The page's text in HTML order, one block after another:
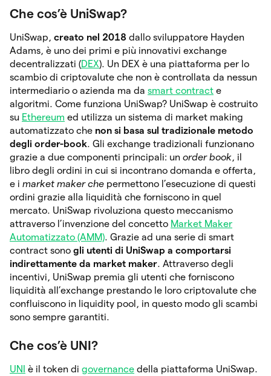
Che cos’è UniSwap?
UniSwap, creato nel 2018 dallo sviluppatore Hayden
Adams, è uno dei primi e più innovativi exchange
decentralizzati (DEX). Un DEX è una piattaforma per lo
scambio di criptovalute che non è controllata da nessun
intermediario o azienda ma da smart contract e
algoritmi. Come funziona UniSwap? UniSwap è costruito
su Ethereum ed utilizza un sistema di market making
automatizzato che non si basa sul tradizionale metodo
degli order-book. Gli exchange tradizionali funzionano
grazie a due componenti principali: un order book, il
libro degli ordini in cui si incontrano domanda e offerta,
e i market maker che permettono l’esecuzione di questi
ordini grazie alla liquidità che forniscono in quel
mercato. UniSwap rivoluziona questo meccanismo
attraverso l’invenzione del concetto Market Maker
Automatizzato (AMM). Grazie ad una serie di smart
contract sono gli utenti di UniSwap a comportarsi
indirettamente da market maker. Attraverso degli
incentivi, UniSwap premia gli utenti che forniscono
liquidità all’exchange prestando le loro criptovalute che
confluiscono in liquidity pool, in questo modo gli scambi
sono sempre garantiti.
Che cos’è UNI?
UNI è il token di governance della piattaforma UniSwap.